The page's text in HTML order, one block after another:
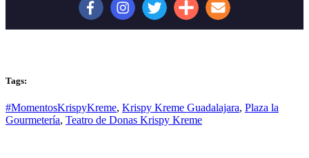
Tags:
#MomentosKrispyKreme, Krispy Kreme Guadalajara, Plaza la
Gourmetería, Teatro de Donas Krispy Kreme